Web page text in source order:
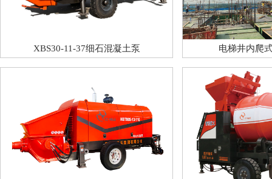
XBS30-11-37细石混凝土泵 电梯井内爬